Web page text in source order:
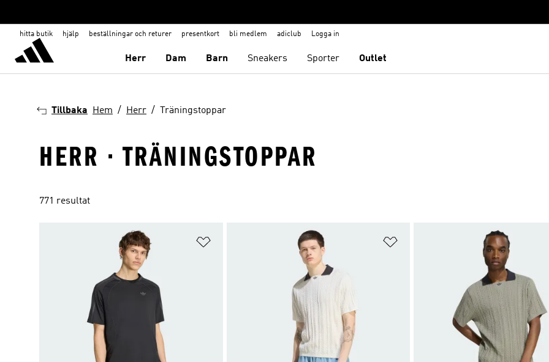
hitta butik hjälp beställningar och returer presentkort bli medlem adiclub Logga in
Herr Dam Barn Sneakers Sporter Outlet
Tillbaka Hem Herr Träningstoppar
HERR · TRÄNINGSTOPPAR
771 resultat
Lägg till på önskelistan Lägg till på önskelistan